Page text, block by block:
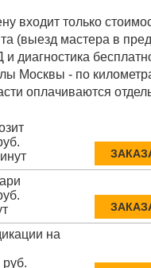
входит только
(выезд мастера в
диагностика
Москвы - по
оплачиваются
на
руб.